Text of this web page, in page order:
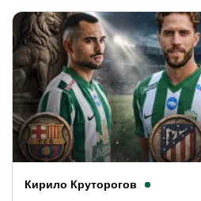
Кирило Круторогов